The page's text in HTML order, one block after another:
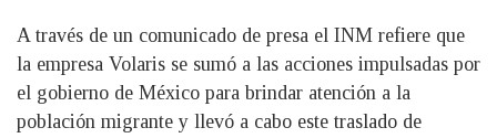
A través de un comunicado de presa el INM refiere que
la empresa Volaris se sumó a las acciones impulsadas por
el gobierno de México para brindar atención a la
población migrante y llevó a cabo este traslado de